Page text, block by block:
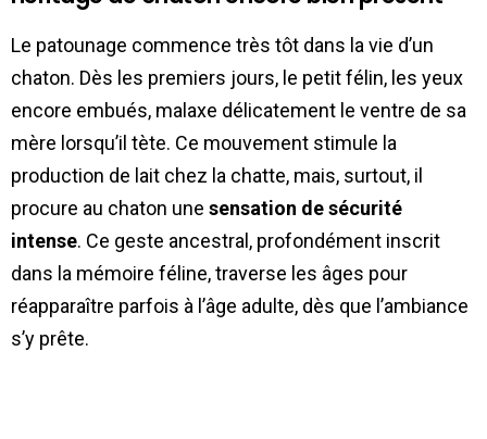
Le patounage commence très tôt dans la vie d’un
chaton. Dès les premiers jours, le petit félin, les yeux
encore embués, malaxe délicatement le ventre de sa
mère lorsqu’il tète. Ce mouvement stimule la
production de lait chez la chatte, mais, surtout, il
procure au chaton une sensation de sécurité
intense. Ce geste ancestral, profondément inscrit
dans la mémoire féline, traverse les âges pour
réapparaître parfois à l’âge adulte, dès que l’ambiance
s’y prête.